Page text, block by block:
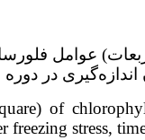
مربعات)
در دوره
of
freezing stress,